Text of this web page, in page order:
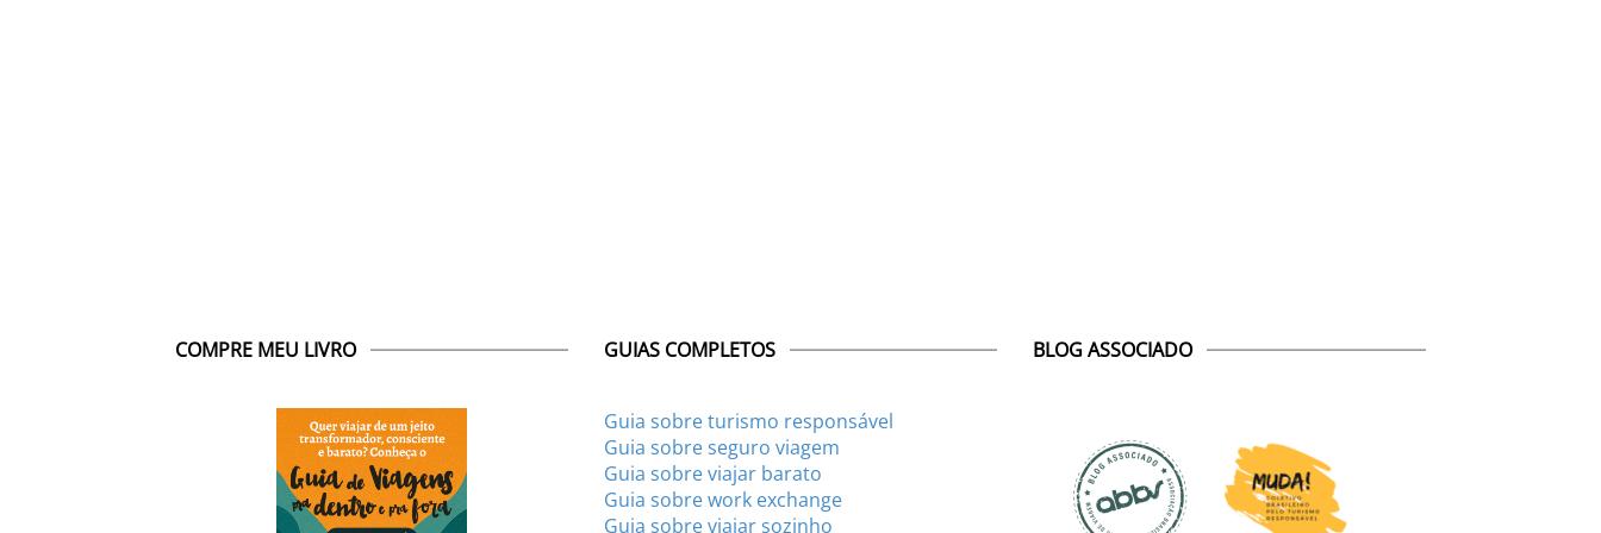
COMPRE MEU LIVRO GUIAS COMPLETOS
Guia sobre turismo responsável
Guia sobre seguro viagem
Guia sobre viajar barato
Guia sobre work exchange
Guia sobre viajar sozinho
BLOG ASSOCIADO